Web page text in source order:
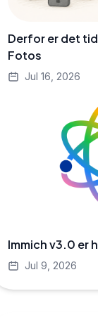
Derfor er det
Fotos
Jul 16, 2026
Immich v3.0 er
Jul 9, 2026